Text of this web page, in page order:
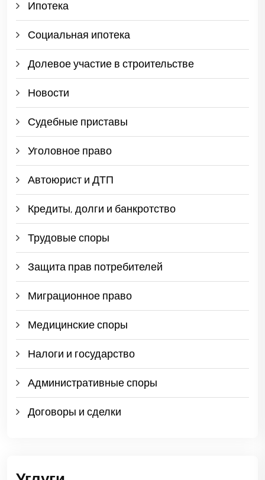
Ипотека
Социальная ипотека
Долевое участие в строительстве
Новости
Судебные приставы
Уголовное право
Автоюрист и ДТП
Кредиты, долги и банкротство
Трудовые споры
Защита прав потребителей
Миграционное право
Медицинские споры
Налоги и государство
Административные споры
Договоры и сделки